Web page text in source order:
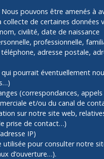
pouvons être amenés à
de certaines données
civilité, date de naissance
professionnelle,
adresse postale,
pourrait éventuellement
(correspondances,
et/ou du canal de
sur notre site web,
prise de contact…)
IP)
pour consulter notre
d’ouverture…).